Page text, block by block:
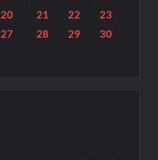
20 21 22
23
27 28 29 30